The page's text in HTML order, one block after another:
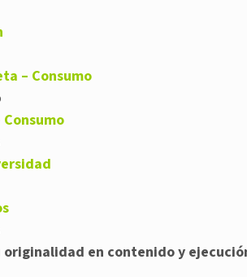
– Consumo
originalidad en contenido y